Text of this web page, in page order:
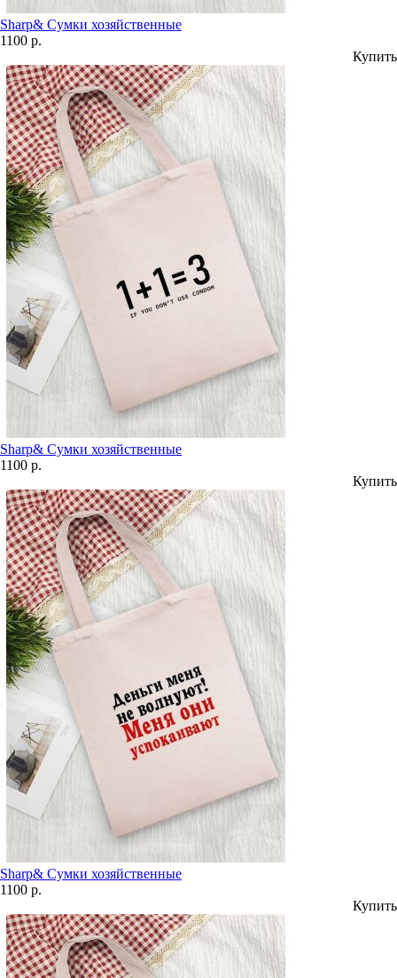
Sharp& Сумки хозяйственные
1100 р.
Купить
Sharp& Сумки хозяйственные
1100 р.
Купить
Sharp& Сумки хозяйственные
1100 р.
Купить